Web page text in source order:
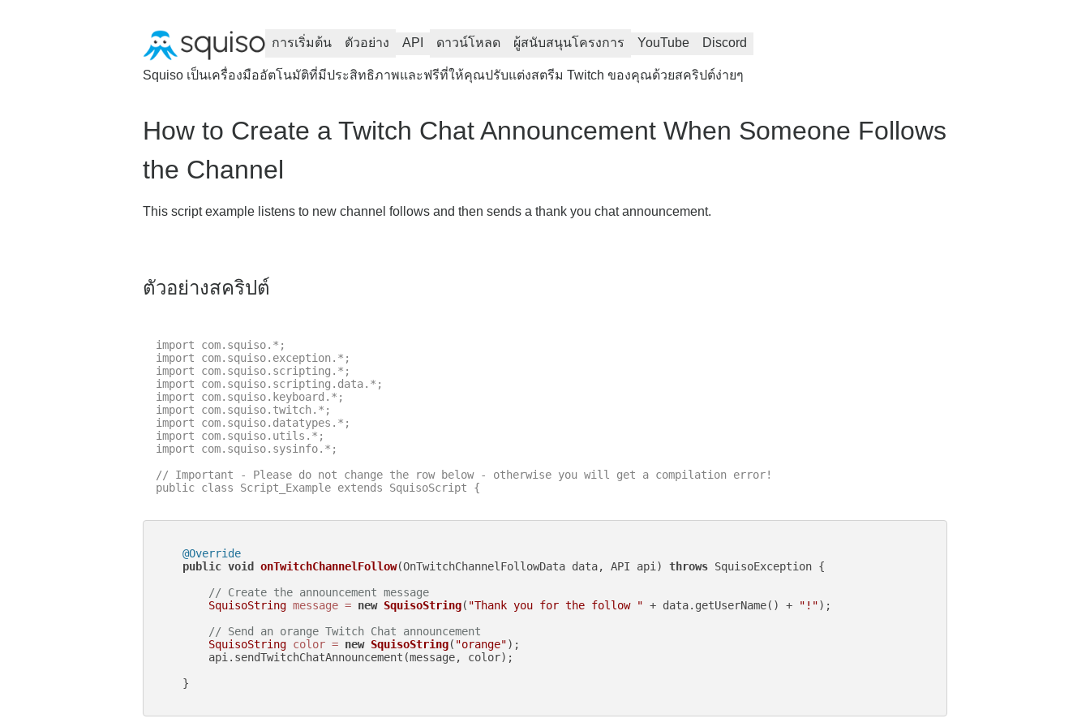
การเริ่มต้น ตัวอย่าง API ดาวน์โหลด ผู้สนับสนุนโครงการ YouTube Discord
Squiso เป็นเครื่องมืออัตโนมัติที่มีประสิทธิภาพและฟรีที่ให้คุณปรับแต่งสตรีม Twitch ของคุณด้วยสคริปต์ง่ายๆ
How to Create a Twitch Chat Announcement When Someone Follows
the Channel
This script example listens to new channel follows and then sends a thank you chat announcement.
ตัวอย่างสคริปต์
import com.squiso.*;
import com.squiso.exception.*;
import com.squiso.scripting.*;
import com.squiso.scripting.data.*;
import com.squiso.keyboard.*;
import com.squiso.twitch.*;
import com.squiso.datatypes.*;
import com.squiso.utils.*;
import com.squiso.sysinfo.*;
// Important - Please do not change the row below - otherwise you will get a compilation error!
public class Script_Example extends SquisoScript {
@Override
public void onTwitchChannelFollow(OnTwitchChannelFollowData data, API api) throws SquisoException {
// Create the announcement message
SquisoString message = new SquisoString( "Thank you for the follow " + data.getUserName() + "!");
// Send an orange Twitch Chat announcement
SquisoString color = new SquisoString( "orange");
        api.sendTwitchChatAnnouncement(message, color);
    }